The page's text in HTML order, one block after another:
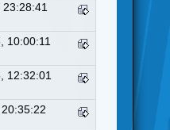
10:00:11
12:32:01